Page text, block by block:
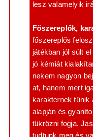
lesz valamelyik
Főszereplők,
főszereplős
játékban jól sült
jó kémiát
nekem nagyon
af, hanem mert
karakternek tűnik
alapján és
tükrözni fogja.